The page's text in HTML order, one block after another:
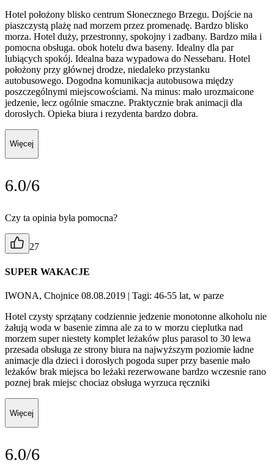
Hotel położony blisko centrum Słonecznego Brzegu. Dojście na
piaszczystą plażę nad morzem przez promenadę. Bardzo blisko
morza. Hotel duży, przestronny, spokojny i zadbany. Bardzo miła i
pomocna obsługa. obok hotelu dwa baseny. Idealny dla par
lubiących spokój. Idealna baza wypadowa do Nessebaru. Hotel
położony przy głównej drodze, niedaleko przystanku
autobusowego. Dogodna komunikacja autobusowa między
poszczególnymi miejscowościami. Na minus: mało urozmaicone
jedzenie, lecz ogólnie smaczne. Praktycznie brak animacji dla
dorosłych. Opieka biura i rezydenta bardzo dobra.
Więcej
6.0/6
Czy ta opinia była pomocna?
27
SUPER WAKACJE
IWONA, Chojnice 08.08.2019 | Tagi: 46-55 lat, w parze
Hotel czysty sprzątany codziennie jedzenie monotonne alkoholu nie
żałują woda w basenie zimna ale za to w morzu cieplutka nad
morzem super niestety komplet leżaków plus parasol to 30 lewa
przesada obsługa ze strony biura na najwyższym poziomie ładne
animacje dla dzieci i dorosłych pogoda super przy basenie mało
leżaków brak miejsca bo leżaki rezerwowane bardzo wczesnie rano
poznej brak miejsc chociaz obsługa wyrzuca ręczniki
Więcej
6.0/6